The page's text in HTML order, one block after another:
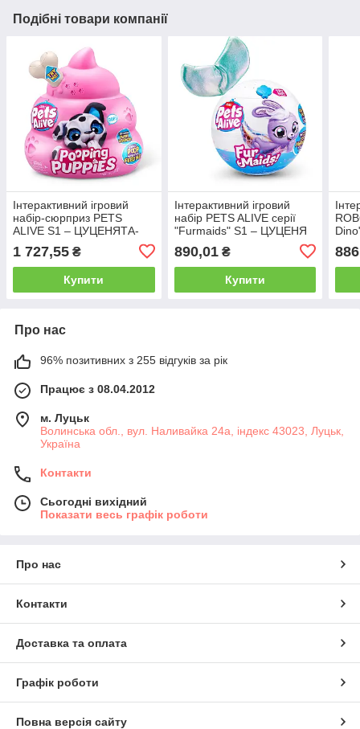
Подібні товари компанії
Інтерактивний ігровий
набір-сюрприз PETS
ALIVE S1 – ЦУЦЕНЯТА-
БЕШКЕТНИКИ (в асорт.)
1 727,55 ₴
Купити
Інтерактивний ігровий
набір PETS ALIVE серії
"Furmaids" S1 – ЦУЦЕНЯ
890,01₴
Купити
Про нас
96% позитивних з 255 відгуків за рік
Працює з 08.04.2012
м. Луцьк
Волинська обл., вул. Наливайка 24а, індекс 43023, Луцьк,
Україна
Контакти
Сьогодні вихідний
Показати весь графік роботи
Про нас
Контакти
Доставка та оплата
Графік роботи
Повна версія сайту